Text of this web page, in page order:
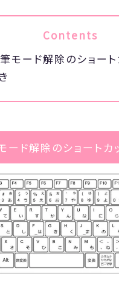
Contents
モード解除のショート
ード解除のショートカ